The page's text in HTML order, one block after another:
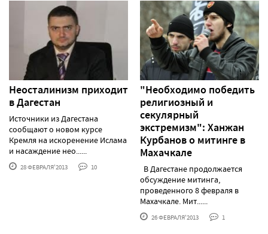
Неосталинизм приходит
в Дагестан
Источники из Дагестана
сообщают о новом курсе
Кремля на искоренение Ислама
и насаждение нео......
28 ФЕВРАЛЯ'2013 10
"Необходимо победить
религиозный и
секулярный
экстремизм": Ханжан
Курбанов о митинге в
Махачкале
В Дагестане продолжается
обсуждение митинга,
проведенного 8 февраля в
Махачкале. Мит......
26 ФЕВРАЛЯ'2013 1